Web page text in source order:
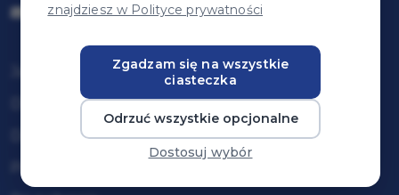
karta@jestemzgdanska.pl
Jak zostać partnerem
Dla organizatorów wydarzeń
Dodaj swoje wydarzenie
znajdziesz w Polityce prywatności
Zgadzam się na wszystkie
ciasteczka
Odrzuć wszystkie opcjonalne
Dostosuj wybór